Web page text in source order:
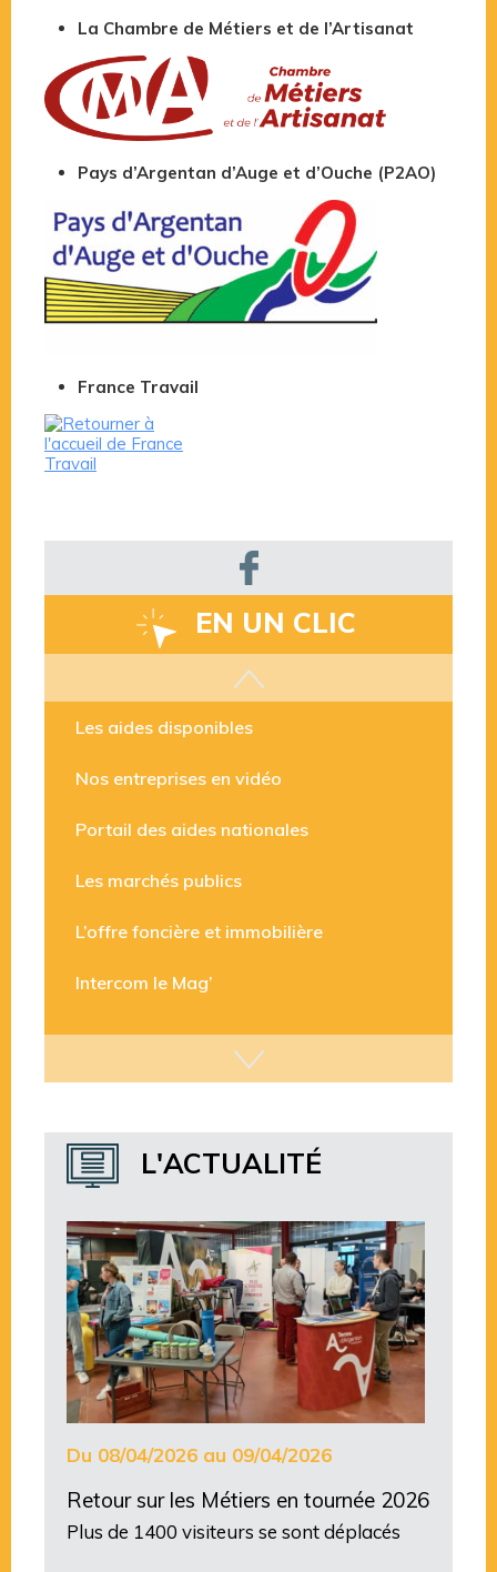
La Chambre de Métiers et de l’Artisanat
Pays d’Argentan d’Auge et d’Ouche (P2AO)
France Travail
EN UN CLIC
Les aides disponibles
Nos entreprises en vidéo
Portail des aides nationales
Les marchés publics
L’offre foncière et immobilière
Intercom le Mag’
L'ACTUALITÉ
Du 08/04/2026 au 09/04/2026
Retour sur les Métiers en tournée 2026
Plus de 1400 visiteurs se sont déplacés